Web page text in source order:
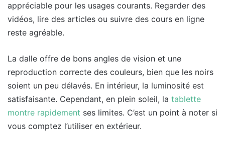
appréciable pour les usages courants. Regarder des
vidéos, lire des articles ou suivre des cours en ligne
reste agréable.
La dalle offre de bons angles de vision et une
reproduction correcte des couleurs, bien que les noirs
soient un peu délavés. En intérieur, la luminosité est
satisfaisante. Cependant, en plein soleil, la tablette
montre rapidement ses limites. C’est un point à noter si
vous comptez l’utiliser en extérieur.